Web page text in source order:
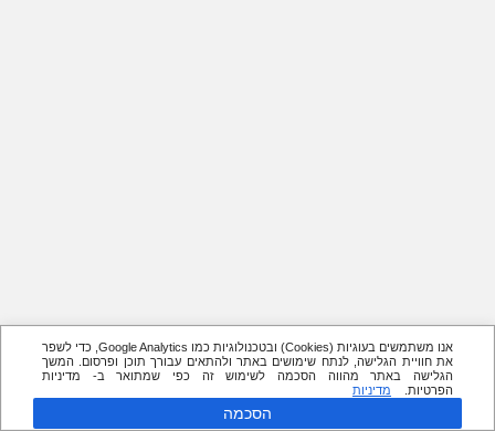
אנו משתמשים בעוגיות (Cookies) ובטכנולוגיות כמו Google Analytics, כדי לשפר
את חוויית הגלישה, לנתח שימושים באתר ולהתאים עבורך תוכן ופרסום. המשך
הגלישה באתר מהווה הסכמה לשימוש זה כפי שמתואר ב- מדיניות
הפרטיות.
מדיניות
הסכמה